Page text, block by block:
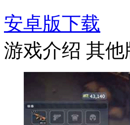
安卓版下载
游戏介绍 其他